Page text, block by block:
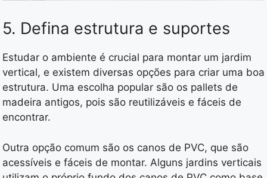
5. Defina estrutura e suportes
Estudar o ambiente é crucial para montar um jardim
vertical, e existem diversas opções para criar uma boa
estrutura. Uma escolha popular são os pallets de
madeira antigos, pois são reutilizáveis e fáceis de
encontrar.
Outra opção comum são os canos de PVC, que são
acessíveis e fáceis de montar. Alguns jardins verticais